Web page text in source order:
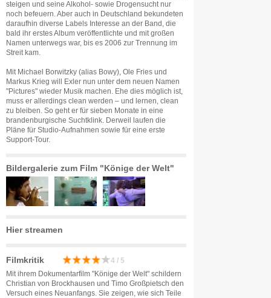
steigen und seine Alkohol- sowie Drogensucht nur
noch befeuern. Aber auch in Deutschland bekundeten
daraufhin diverse Labels Interesse an der Band, die
bald ihr erstes Album veröffentlichte und mit großen
Namen unterwegs war, bis es 2006 zur Trennung im
Streit kam.
Mit Michael Borwitzky (alias Bowy), Ole Fries und
Markus Krieg will Exler nun unter dem neuen Namen
"Pictures" wieder Musik machen. Ehe dies möglich ist,
muss er allerdings clean werden – und lernen, clean
zu bleiben. So geht er für sieben Monate in eine
brandenburgische Suchtklink. Derweil laufen die
Pläne für Studio-Aufnahmen sowie für eine erste
Support‐Tour.
Bildergalerie zum Film "Könige der Welt"
Hier streamen
Filmkritik 4 / 5
Mit ihrem Dokumentarfilm "Könige der Welt" schildern
Christian von Brockhausen und Timo Großpietsch den
Versuch eines Neuanfangs. Sie zeigen, wie sich Teile